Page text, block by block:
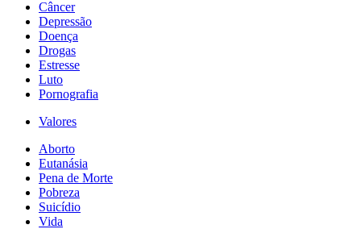
Câncer
Depressão
Doença
Drogas
Estresse
Luto
Pornografia
Valores
Aborto
Eutanásia
Pena de Morte
Pobreza
Suicídio
Vida